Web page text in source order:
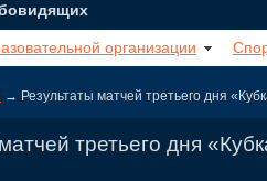
организации
→ Результаты матчей третьего дня
третьего дня